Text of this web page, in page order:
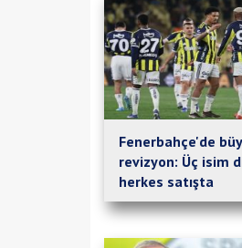
Fenerbahçe'de
revizyon: Üç isim
herkes satışta